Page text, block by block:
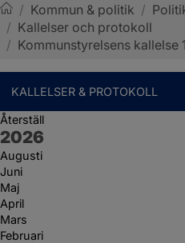
Sotenäs kommun
/ Kommun & politik /
/ Kallelser och protokoll
/ Kommunstyrelsens kallelse
KALLELSER & PROTOKOLL
Återställ
År:
2026
Augusti
Juni
Maj
April
Mars
Februari